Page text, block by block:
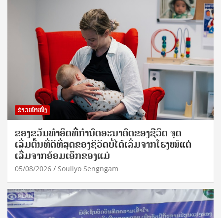
ຂ່າວໜ້າໜຶ່ງ
ຂອງຂວັນທໍາອິດທີ່ກໍານົດອະນາຄົດຂອງຊີວິດ ຈຸດ
ເລີ່ມຕົ້ນທີ່ດີທີ່ສຸດຂອງຊີວິດບໍ່ໄດ້ເລີ່ມຈາກໂຮງໝໍແຕ່
ເລີ່ມຈາກອ້ອມເອິກຂອງແມ່
05/08/2026 Souliyo Sengngam